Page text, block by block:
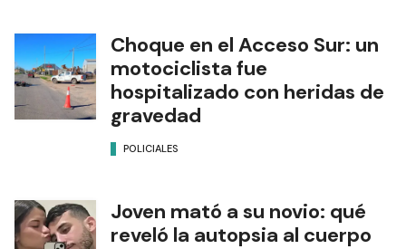
Choque en el Acceso Sur: un
motociclista fue
hospitalizado con heridas de
gravedad
POLICIALES
Joven mató a su novio: qué
reveló la autopsia al cuerpo